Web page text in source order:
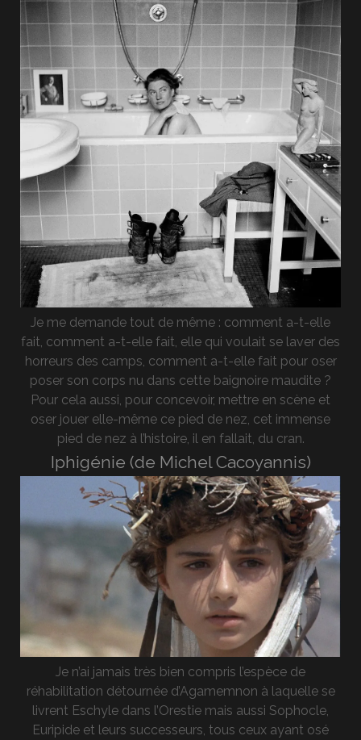
Je me demande tout de même : comment a-t-elle
fait, comment a-t-elle fait, elle qui voulait se laver des
horreurs des camps, comment a-t-elle fait pour oser
poser son corps nu dans cette baignoire maudite ?
Pour cela aussi, pour concevoir, mettre en scène et
oser jouer elle-même ce pied de nez, cet immense
pied de nez à l’histoire, il en fallait, du cran.
Iphigénie (de Michel Cacoyannis)
Je n’ai jamais très bien compris l’espèce de
réhabilitation détournée d’Agamemnon à laquelle se
livrent Eschyle dans l’Orestie mais aussi Sophocle,
Euripide et leurs successeurs, tous ceux ayant osé